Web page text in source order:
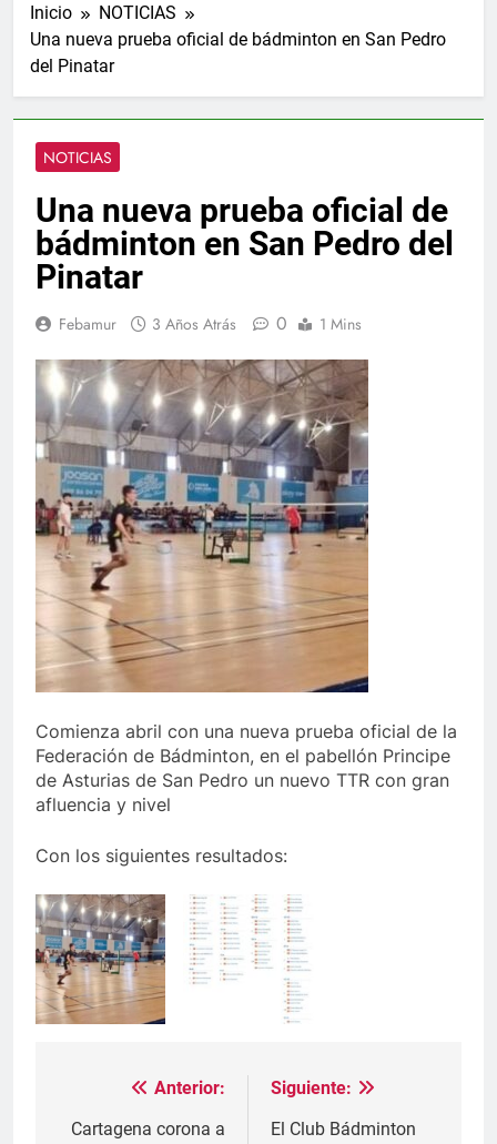
Inicio
NOTICIAS
Una nueva prueba oficial de bádminton en San Pedro
del Pinatar
NOTICIAS
Una nueva prueba oficial de
bádminton en San Pedro del
Pinatar
Febamur 3 Años Atrás 0 1 Mins
Comienza abril con una nueva prueba oficial de la
Federación de Bádminton, en el pabellón Principe
de Asturias de San Pedro un nuevo TTR con gran
afluencia y nivel
Con los siguientes resultados:
Navegación
de
Anterior:
Cartagena corona a
Siguiente:
El Club Bádminton